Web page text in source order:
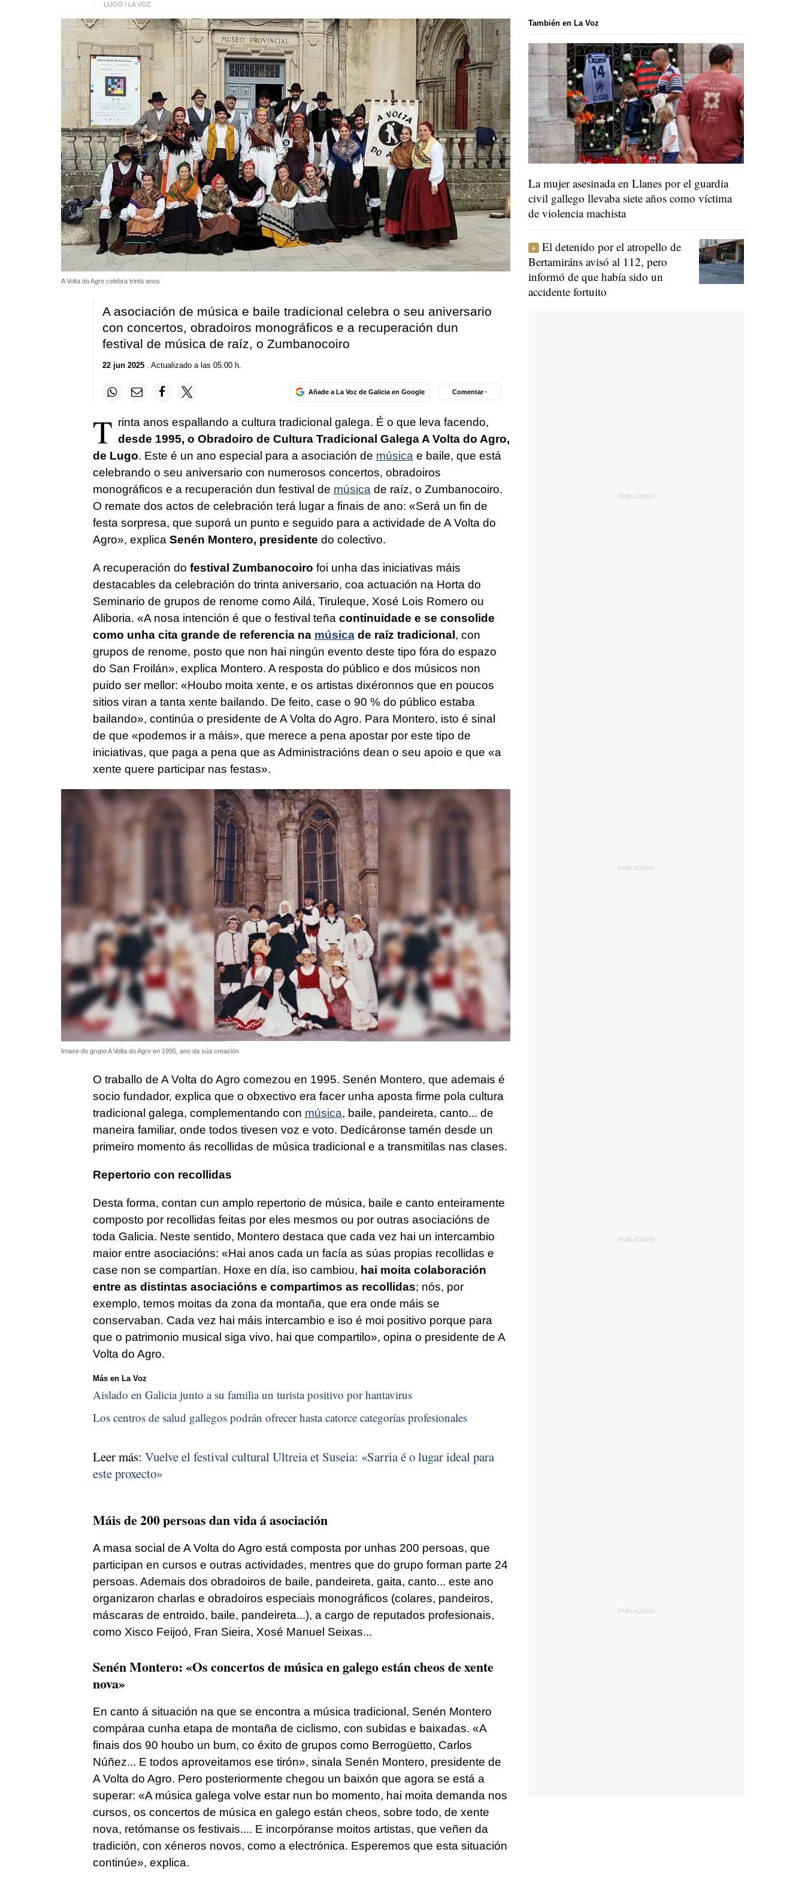
LUGO / LA VOZ
A Volta do Agro celebra trinta anos
A asociación de música e baile tradicional celebra o seu aniversario
con concertos, obradoiros monográficos e a recuperación dun
festival de música de raíz, o Zumbanocoiro
22 jun 2025. Actualizado a las 05:00 h.
Añade a La Voz de Galicia en Google Comentar ·
T rinta anos espallando a cultura tradicional galega. É o que leva facendo,
desde 1995, o Obradoiro de Cultura Tradicional Galega A Volta do Agro,
de Lugo. Este é un ano especial para a asociación de música e baile, que está
celebrando o seu aniversario con numerosos concertos, obradoiros
monográficos e a recuperación dun festival de música de raíz, o Zumbanocoiro.
O remate dos actos de celebración terá lugar a finais de ano: «Será un fin de
festa sorpresa, que suporá un punto e seguido para a actividade de A Volta do
Agro», explica Senén Montero, presidente do colectivo.
A recuperación do festival Zumbanocoiro foi unha das iniciativas máis
destacables da celebración do trinta aniversario, coa actuación na Horta do
Seminario de grupos de renome como Ailá, Tiruleque, Xosé Lois Romero ou
Aliboria. «A nosa intención é que o festival teña continuidade e se consolide
como unha cita grande de referencia na músicade raíz tradicional, con
grupos de renome, posto que non hai ningún evento deste tipo fóra do espazo
do San Froilán», explica Montero. A resposta do público e dos músicos non
puido ser mellor: «Houbo moita xente, e os artistas dixéronnos que en poucos
sitios viran a tanta xente bailando. De feito, case o 90 % do público estaba
bailando», continúa o presidente de A Volta do Agro. Para Montero, isto é sinal
de que «podemos ir a máis», que merece a pena apostar por este tipo de
iniciativas, que paga a pena que as Administracións dean o seu apoio e que «a
xente quere participar nas festas».
Imaxe do grupo A Volta do Agro en 1995, ano da súa creación
O traballo de A Volta do Agro comezou en 1995. Senén Montero, que ademais é
socio fundador, explica que o obxectivo era facer unha aposta firme pola cultura
tradicional galega, complementando con música, baile, pandeireta, canto... de
maneira familiar, onde todos tivesen voz e voto. Dedicáronse tamén desde un
primeiro momento ás recollidas de música tradicional e a transmitilas nas clases.
Repertorio con recollidas
Desta forma, contan cun amplo repertorio de música, baile e canto enteiramente
composto por recollidas feitas por eles mesmos ou por outras asociacións de
toda Galicia. Neste sentido, Montero destaca que cada vez hai un intercambio
maior entre asociacións: «Hai anos cada un facía as súas propias recollidas e
case non se compartían. Hoxe en día, iso cambiou, hai moita colaboración
entre as distintas asociacións e compartimos as recollidas; nós, por
exemplo, temos moitas da zona da montaña, que era onde máis se
conservaban. Cada vez hai máis intercambio e iso é moi positivo porque para
que o patrimonio musical siga vivo, hai que compartilo», opina o presidente de A
Volta do Agro.
Más en La Voz
Aislado en Galicia junto a su familia un turista positivo por hantavirus
Los centros de salud gallegos podrán ofrecer hasta catorce categorías profesionales
Leer más: Vuelve el festival cultural Ultreia et Suseia: «Sarria é o lugar ideal para
este proxecto»
Máis de 200 persoas dan vida á asociación
A masa social de A Volta do Agro está composta por unhas 200 persoas, que
participan en cursos e outras actividades, mentres que do grupo forman parte 24
persoas. Ademais dos obradoiros de baile, pandeireta, gaita, canto... este ano
organizaron charlas e obradoiros especiais monográficos (colares, pandeiros,
máscaras de entroido, baile, pandeireta...), a cargo de reputados profesionais,
como Xisco Feijoó, Fran Sieira, Xosé Manuel Seixas...
Senén Montero: «Os concertos de música en galego están cheos de xente
nova»
En canto á situación na que se encontra a música tradicional, Senén Montero
compáraa cunha etapa de montaña de ciclismo, con subidas e baixadas. «A
finais dos 90 houbo un bum, co éxito de grupos como Berrogüetto, Carlos
Núñez... E todos aproveitamos ese tirón», sinala Senén Montero, presidente de
A Volta do Agro. Pero posteriormente chegou un baixón que agora se está a
superar: «A música galega volve estar nun bo momento, hai moita demanda nos
cursos, os concertos de música en galego están cheos, sobre todo, de xente
nova, retómanse os festivais.... E incorpóranse moitos artistas, que veñen da
tradición, con xéneros novos, como a electrónica. Esperemos que esta situación
continúe», explica.
También en La Voz
La mujer asesinada en Llanes por el guardia
civil gallego llevaba siete años como víctima
de violencia machista
El detenido por el atropello de
Bertamiráns avisó al 112, pero
informó de que había sido un
accidente fortuito